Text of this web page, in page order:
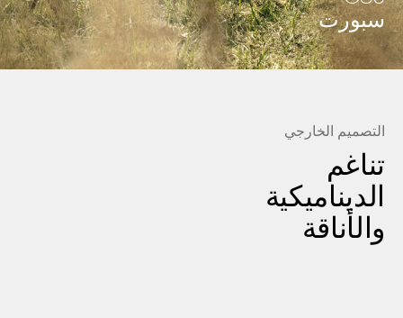
سبورت
التصميم الخارجي
تناغم
الديناميكية
والأناقة